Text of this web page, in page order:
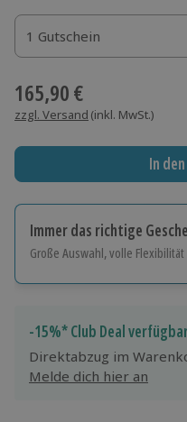
1 Gutschein
1 Gutschein
1 Gutschein
165,90 €
zzgl. Versand (inkl. MwSt.)
In
Immer das richtige
Große Auswahl, volle
Jeder Gutschein für alle
Maximale Sicherheit
3 Jahre gültig & verlängerbar.
-15%* Club Deal
Direktabzug im
Melde dich hier an